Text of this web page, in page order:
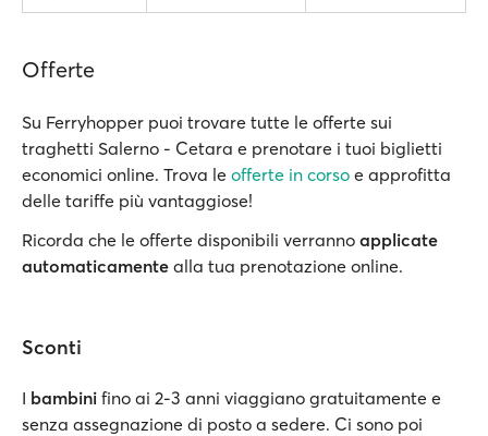
Offerte
Su Ferryhopper puoi trovare tutte le offerte sui
traghetti Salerno - Cetara e prenotare i tuoi biglietti
economici online. Trova le offerte in corso e approfitta
delle tariffe più vantaggiose!
Ricorda che le offerte disponibili verranno applicate
automaticamente alla tua prenotazione online.
Sconti
I bambini fino ai 2-3 anni viaggiano gratuitamente e
senza assegnazione di posto a sedere. Ci sono poi